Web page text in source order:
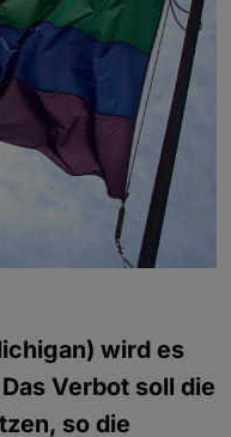
wird es
Verbot soll die
so die